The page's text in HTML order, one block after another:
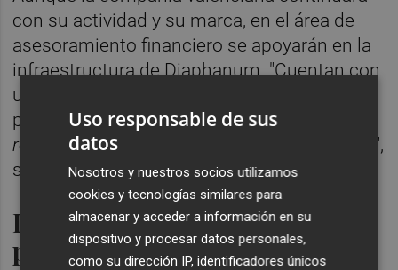
con su actividad y su marca, en el área de
asesoramiento financiero se apoyarán en la
infraestructura de Diaphanum. "Cuentan con
unos departamentos potentes de
planificación patrimonial, fiscal,back office
reportingque nos permitirá seguir creciendo",
señala Ibáñez.
Incorporar Valencia como
plaza
Uso responsable de sus
datos
Nosotros y nuestros socios utilizamos
cookies y tecnologías similares para
almacenar y acceder a información en su
dispositivo y procesar datos personales,
como su dirección IP, identificadores únicos